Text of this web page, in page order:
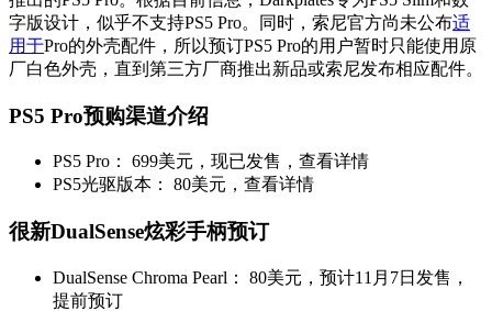
字版设计，似乎不支持PS5 Pro。同时，索尼官方尚未公布适
用于Pro的外壳配件，所以预订PS5 Pro的用户暂时只能使用原
厂白色外壳，直到第三方厂商推出新品或索尼发布相应配件。
PS5 Pro预购渠道介绍
PS5 Pro： 699美元，现已发售，查看详情
PS5光驱版本： 80美元，查看详情
很新DualSense炫彩手柄预订
DualSense Chroma Pearl： 80美元，预计11月7日发售，
提前预订